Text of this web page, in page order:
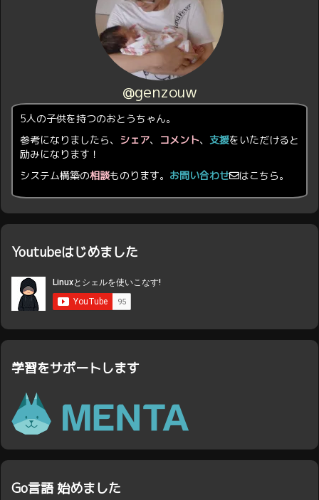
@genzouw
5人の子供を持つのおとうちゃん。
参考になりましたら、 シェア、 コメント、 支援をいただけると
励みになります！
システム構築の相談ものります。 お問い合わせ はこちら。
Youtubeはじめました
学習をサポートします
Go言語 始めました